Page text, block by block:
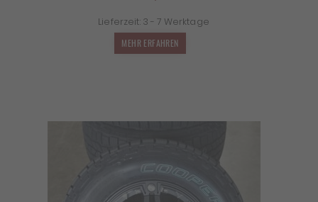
Lieferzeit: 3 - 7 Werktage
MEHR ERFAHREN